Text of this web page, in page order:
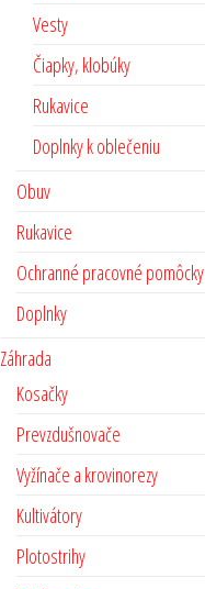
Vesty
Čiapky, klobúky
Rukavice
Doplnky k oblečeniu
Obuv
Rukavice
Ochranné pracovné pomôcky
Doplnky
Záhrada
Kosačky
Prevzdušnovače
Vyžínače a krovinorezy
Kultivátory
Plotostrihy